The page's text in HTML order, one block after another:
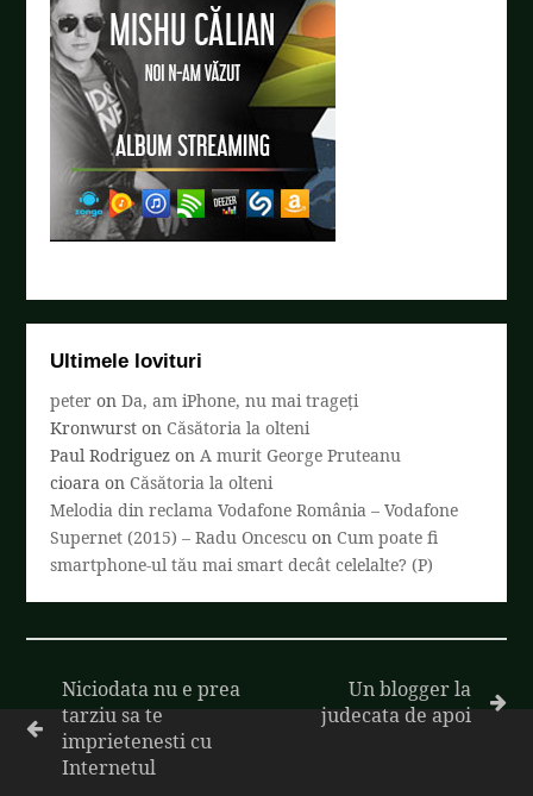
Ultimele lovituri
peter onDa, am iPhone, nu mai trageți
Kronwurst onCăsătoria la olteni
Paul Rodriguez onA murit George Pruteanu
cioara onCăsătoria la olteni
Melodia din reclama Vodafone România – Vodafone
Supernet (2015) – Radu Oncescu onCum poate fi
smartphone-ul tău mai smart decât celelalte? (P)
Niciodata nu e prea
tarziu sa te
imprietenesti cu
Internetul
Un blogger la
judecata de apoi